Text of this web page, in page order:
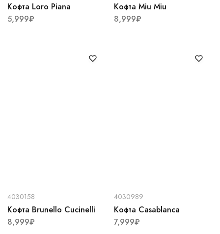
Кофта Loro Piana
5,999₽
Кофта Miu Miu
8,999₽
4030158
Кофта Brunello Cucinelli
8,999₽
4030989
Кофта Casablanca
7,999₽